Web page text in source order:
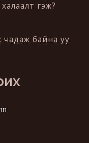
гэж?
чадаж байна уу